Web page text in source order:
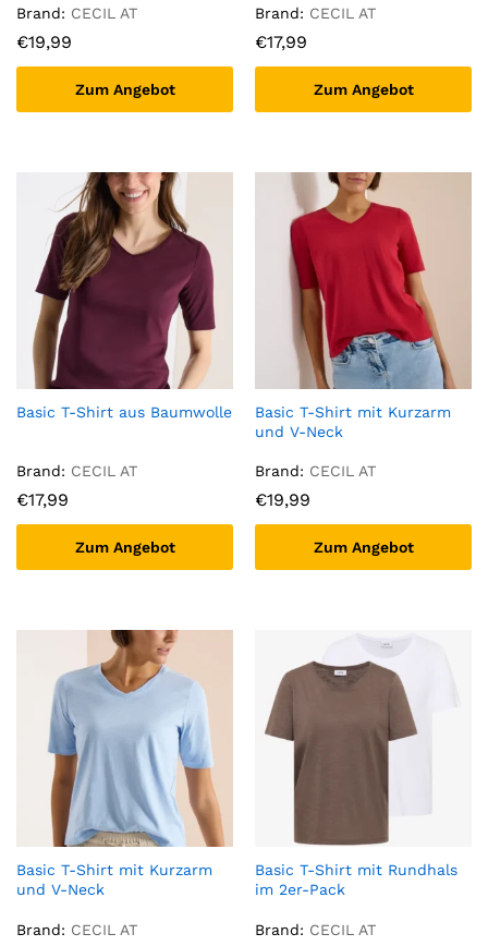
Brand: CECIL AT
€19,99
Zum Angebot
Brand: CECIL AT
€17,99
Zum Angebot
Basic T-Shirt aus Baumwolle
Brand: CECIL AT
€17,99
Zum Angebot
Basic T-Shirt mit Kurzarm
und V-Neck
Brand: CECIL AT
€19,99
Zum Angebot
Basic T-Shirt mit Kurzarm
und V-Neck
Brand: CECIL AT
Basic T-Shirt mit Rundhals
im 2er-Pack
Brand: CECIL AT